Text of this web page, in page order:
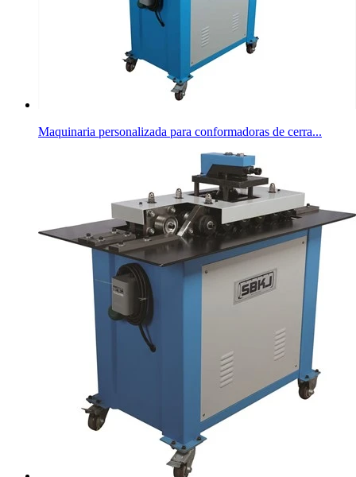
Maquinaria personalizada para conformadoras de cerra...